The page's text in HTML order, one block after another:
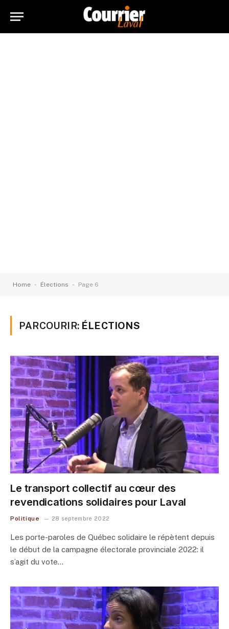
Home - Élections - Page 6
PARCOURIR: ÉLECTIONS
Le transport collectif au cœur des
revendications solidaires pour Laval
Politique 28 septembre 2022
Les porte-paroles de Québec solidaire le répètent depuis
le début de la campagne électorale provinciale 2022: il
s’agit du vote…